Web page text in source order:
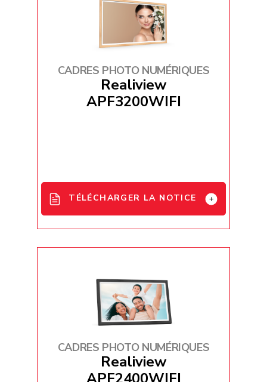
CADRES PHOTO NUMÉRIQUES
Realiview
APF3200WIFI
TÉLÉCHARGER LA NOTICE
ES / IT
CADRES PHOTO NUMÉRIQUES
Realiview